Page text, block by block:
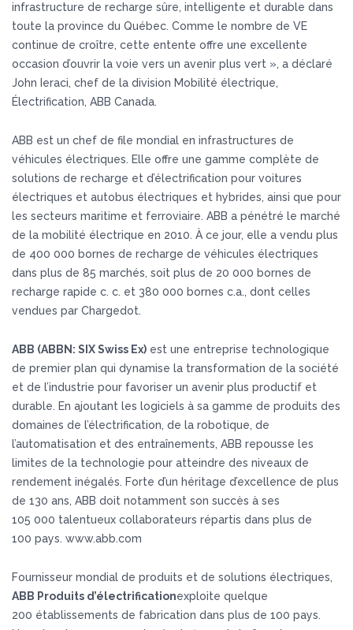
infrastructure de recharge sûre, intelligente et durable dans
toute la province du Québec. Comme le nombre de VE
continue de croître, cette entente offre une excellente
occasion d’ouvrir la voie vers un avenir plus vert », a déclaré
John Ieraci, chef de la division Mobilité électrique,
Électrification, ABB Canada.
ABB est un chef de file mondial en infrastructures de
véhicules électriques. Elle offre une gamme complète de
solutions de recharge et d’électrification pour voitures
électriques et autobus électriques et hybrides, ainsi que pour
les secteurs maritime et ferroviaire. ABB a pénétré le marché
de la mobilité électrique en 2010. À ce jour, elle a vendu plus
de 400 000 bornes de recharge de véhicules électriques
dans plus de 85 marchés, soit plus de 20 000 bornes de
recharge rapide c. c. et 380 000 bornes c.a., dont celles
vendues par Chargedot.
ABB (ABBN: SIX Swiss Ex) est une entreprise technologique
de premier plan qui dynamise la transformation de la société
et de l’industrie pour favoriser un avenir plus productif et
durable. En ajoutant les logiciels à sa gamme de produits des
domaines de l’électrification, de la robotique, de
l’automatisation et des entraînements, ABB repousse les
limites de la technologie pour atteindre des niveaux de
rendement inégalés. Forte d’un héritage d’excellence de plus
de 130 ans, ABB doit notamment son succès à ses
105 000 talentueux collaborateurs répartis dans plus de
100 pays. www.abb.com
Fournisseur mondial de produits et de solutions électriques,
ABB Produits d’électrificationexploite quelque
200 établissements de fabrication dans plus de 100 pays.